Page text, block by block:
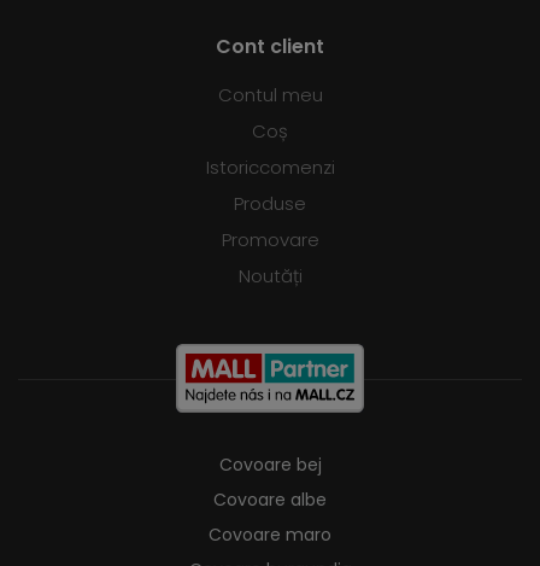
Cont client
Contul meu
Coș
Istoriccomenzi
Produse
Promovare
Noutăți
Covoare bej
Covoare albe
Covoare maro